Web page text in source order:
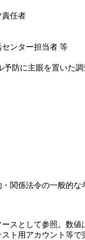
責任者
ンター担当者 等
防に主眼を置いた
関係法令の一般的
スとして参照。数
ト用アカウント等で